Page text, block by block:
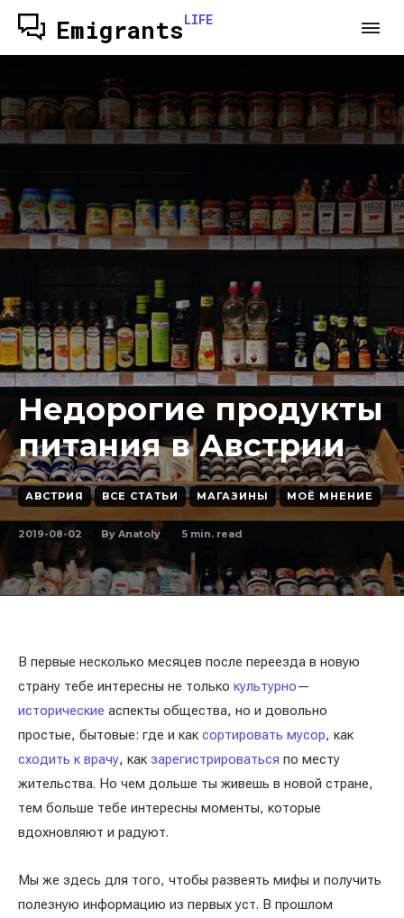
EmigrantsLIFE
Недорогие продукты
питания в Австрии
АВСТРИЯ ВСЕ СТАТЬИ МАГАЗИНЫ МОЁ МНЕНИЕ
2019-08-02 By Anatoly 5 min. read
В первые несколько месяцев после переезда в новую
страну тебе интересны не только культурно—
исторические аспекты общества, но и довольно
простые, бытовые: где и как сортировать мусор, как
сходить к врачу, как зарегистрироваться по месту
жительства. Но чем дольше ты живешь в новой стране,
тем больше тебе интересны моменты, которые
вдохновляют и радуют.
Мы же здесь для того, чтобы развеять мифы и получить
полезную информацию из первых уст. В прошлом